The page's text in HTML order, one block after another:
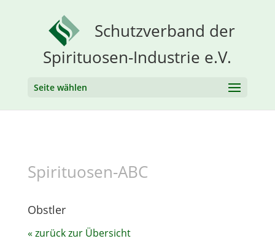
Schutzverband der
Spirituosen-Industrie e.V.
Seite wählen
Spirituosen-ABC
Obstler
« zurück zur Übersicht